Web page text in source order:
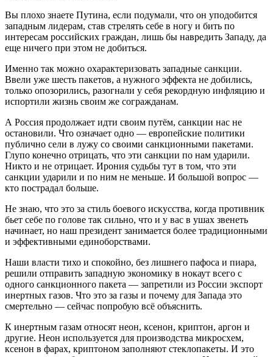
Вы плохо знаете Путина, если подумали, что он уподобится
западным лидерам, став стрелять себе в ногу и бить по
интересам российских граждан, лишь бы навредить Западу, да
еще ничего при этом не добиться.
Именно так можно охарактеризовать западные санкции.
Ввели уже шесть пакетов, а нужного эффекта не добились,
только опозорились, разогнали у себя рекордную инфляцию и
испортили жизнь своим же согражданам.
А Россия продолжает идти своим путём, санкции нас не
остановили. Что означает одно — европейские политики
публично сели в лужу со своими санкционными пакетами.
Глупо конечно отрицать, что эти санкции по нам ударили.
Никто и не отрицает. Ирония судьбы тут в том, что эти
санкции ударили и по ним не меньше. И большой вопрос —
кто пострадал больше.
Не знаю, что это за стиль боевого искусства, когда противник
бьет себе по голове так сильно, что и у вас в ушах звенеть
начинает, но наш президент занимается более традиционными
и эффективными единоборствами.
Наши власти тихо и спокойно, без лишнего пафоса и пиара,
решили отправить западную экономику в нокаут всего с
одного санкционного пакета — запретили из России экспорт
инертных газов. Что это за газы и почему для Запада это
смертельно — сейчас попробую всё объяснить.
К инертным газам относят неон, ксенон, криптон, аргон и
другие. Неон используется для производства микросхем,
ксенон в фарах, криптоном заполняют стеклопакеты. И это